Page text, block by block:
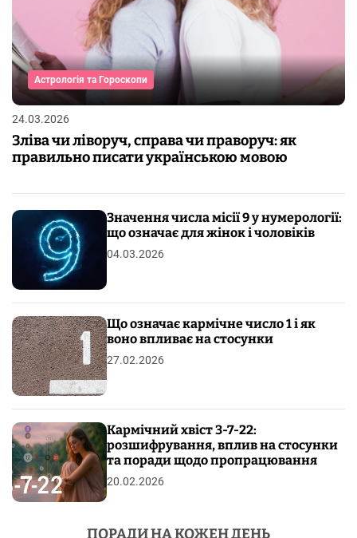
Астрологія та Гороскопи
24.03.2026
Зліва чи ліворуч, справа чи праворуч: як
правильно писати українською мовою
Значення числа місії 9 у нумерології:
що означає для жінок і чоловіків
04.03.2026
Що означає кармічне число 1 і як
воно впливає на стосунки
27.02.2026
Кармічний хвіст 3-7-22:
розшифрування, вплив на стосунки
та поради щодо пропрацювання
20.02.2026
ПОРАДИ НА КОЖЕН ДЕНЬ